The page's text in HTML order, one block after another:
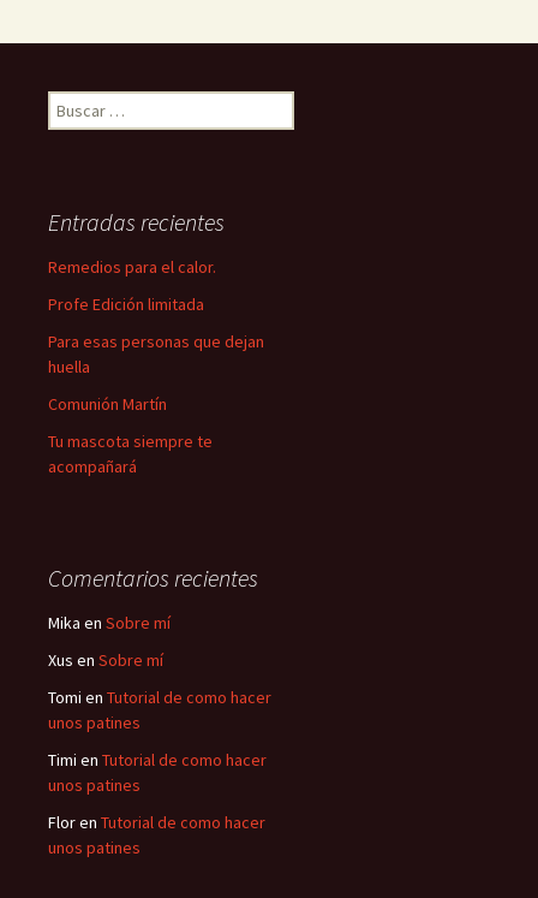
Buscar:
Entradas recientes
Remedios para el calor.
Profe Edición limitada
Para esas personas que dejan
huella
Comunión Martín
Tu mascota siempre te
acompañará
Comentarios recientes
Mika en Sobre mí
Xus en Sobre mí
Tomi en Tutorial de como hacer
unos patines
Timi en Tutorial de como hacer
unos patines
Floren Tutorial de como hacer
unos patines